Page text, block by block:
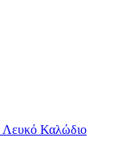
Λευκό Καλώδιο